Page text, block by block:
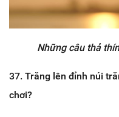
Những câu thả
37. Trăng lên đỉnh núi
chơi?